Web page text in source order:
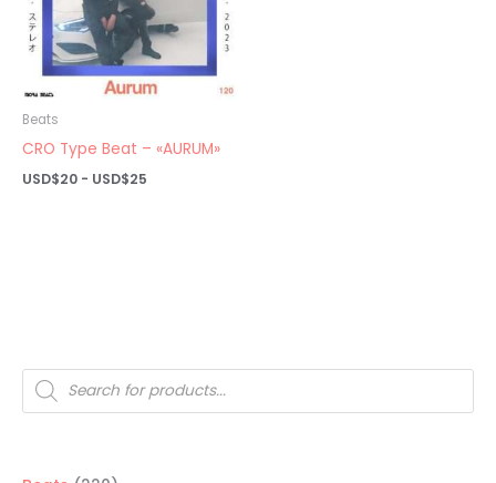
Búsqueda
de
productos
Beats
CRO Type Beat – «AURUM»
USD$20 - USD$25